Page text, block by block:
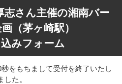
志さん主催の湘南バー
（茅ヶ崎駅）
みフォーム
をもちまして受付を終了いたし
した。